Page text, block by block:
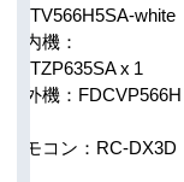
FDTV566H5SA-white
室内機：
FDTZP635SA x 1
室外機：FDCVP566H
リモコン：RC-DX3D